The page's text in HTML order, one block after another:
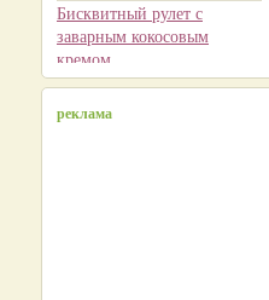
Бисквитный рулет с
заварным кокосовым
кремом
реклама